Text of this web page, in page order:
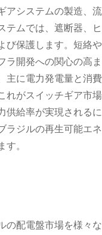
アシステムの製造、
テムでは、遮断器、
び保護します。短絡
ラ開発への関心の高
主に電力発電量と消
れがスイッチギア市
供給率が実現される
ラジルの再生可能エ
。
の配電盤市場を様々